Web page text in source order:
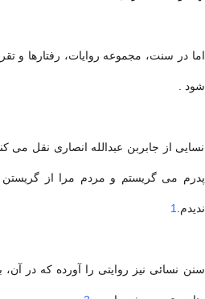
اما در سنت، مجموعه روایات، رفتارها و
شود .
نسایی از جابربن عبدالله انصاری نقل می
پدرم می گریستم و مردم مرا از
ندیدم. 1
سنن نسائی نیز روایتی را آورده كه در